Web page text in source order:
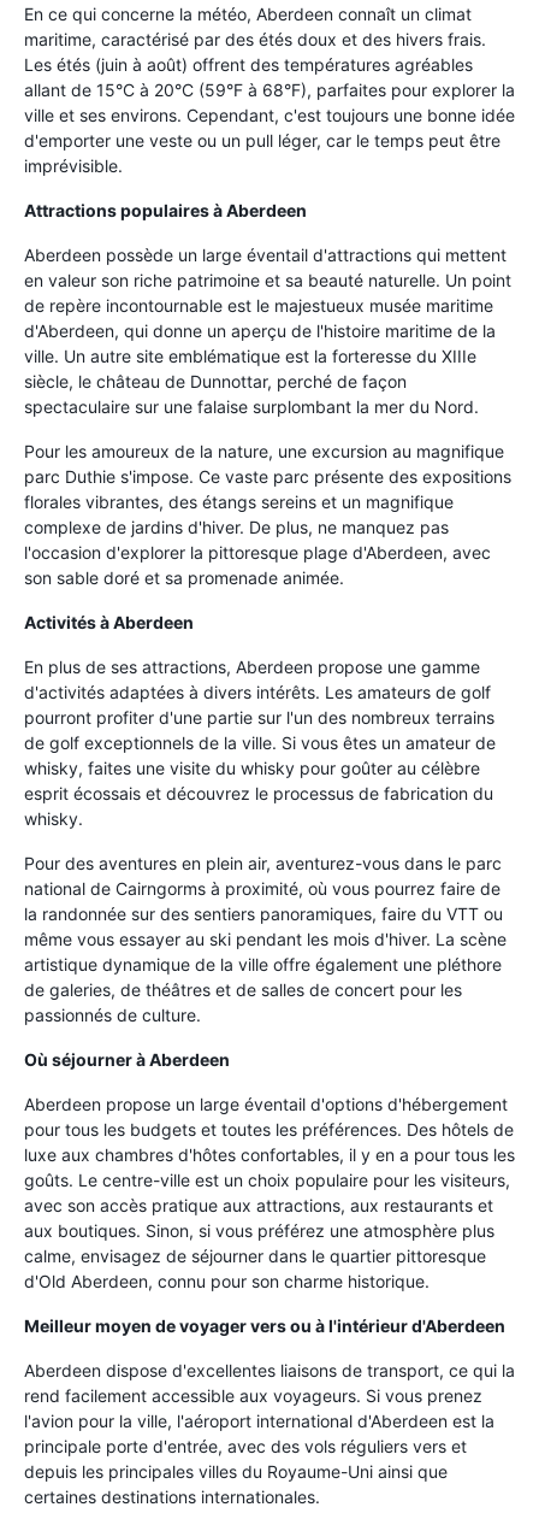
En ce qui concerne la météo, Aberdeen connaît un climat
maritime, caractérisé par des étés doux et des hivers frais.
Les étés (juin à août) offrent des températures agréables
allant de 15°C à 20°C (59°F à 68°F), parfaites pour explorer la
ville et ses environs. Cependant, c'est toujours une bonne idée
d'emporter une veste ou un pull léger, car le temps peut être
imprévisible.
Attractions populaires à Aberdeen
Aberdeen possède un large éventail d'attractions qui mettent
en valeur son riche patrimoine et sa beauté naturelle. Un point
de repère incontournable est le majestueux musée maritime
d'Aberdeen, qui donne un aperçu de l'histoire maritime de la
ville. Un autre site emblématique est la forteresse du XIIIe
siècle, le château de Dunnottar, perché de façon
spectaculaire sur une falaise surplombant la mer du Nord.
Pour les amoureux de la nature, une excursion au magnifique
parc Duthie s'impose. Ce vaste parc présente des expositions
florales vibrantes, des étangs sereins et un magnifique
complexe de jardins d'hiver. De plus, ne manquez pas
l'occasion d'explorer la pittoresque plage d'Aberdeen, avec
son sable doré et sa promenade animée.
Activités à Aberdeen
En plus de ses attractions, Aberdeen propose une gamme
d'activités adaptées à divers intérêts. Les amateurs de golf
pourront profiter d'une partie sur l'un des nombreux terrains
de golf exceptionnels de la ville. Si vous êtes un amateur de
whisky, faites une visite du whisky pour goûter au célèbre
esprit écossais et découvrez le processus de fabrication du
whisky.
Pour des aventures en plein air, aventurez-vous dans le parc
national de Cairngorms à proximité, où vous pourrez faire de
la randonnée sur des sentiers panoramiques, faire du VTT ou
même vous essayer au ski pendant les mois d'hiver. La scène
artistique dynamique de la ville offre également une pléthore
de galeries, de théâtres et de salles de concert pour les
passionnés de culture.
Où séjourner à Aberdeen
Aberdeen propose un large éventail d'options d'hébergement
pour tous les budgets et toutes les préférences. Des hôtels de
luxe aux chambres d'hôtes confortables, il y en a pour tous les
goûts. Le centre-ville est un choix populaire pour les visiteurs,
avec son accès pratique aux attractions, aux restaurants et
aux boutiques. Sinon, si vous préférez une atmosphère plus
calme, envisagez de séjourner dans le quartier pittoresque
d'Old Aberdeen, connu pour son charme historique.
Meilleur moyen de voyager vers ou à l'intérieur d'Aberdeen
Aberdeen dispose d'excellentes liaisons de transport, ce qui la
rend facilement accessible aux voyageurs. Si vous prenez
l'avion pour la ville, l'aéroport international d'Aberdeen est la
principale porte d'entrée, avec des vols réguliers vers et
depuis les principales villes du Royaume-Uni ainsi que
certaines destinations internationales.